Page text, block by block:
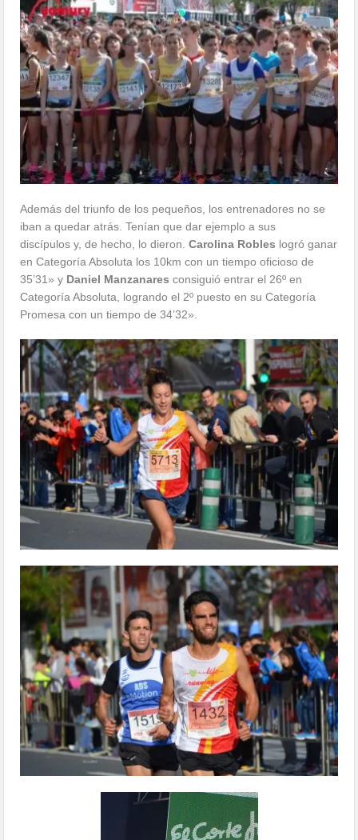
iban a quedar atrás. Tenían que dar ejemplo a sus
discípulos y, de hecho, lo dieron.Carolina Robles
en Categoría Absoluta los 10km con un tiempo oficioso de
35’31» yDaniel Manzanaresconsiguió entrar el 26º en
Categoría Absoluta, logrando el 2º puesto en su Categoría
Promesa con un tiempo de 34’32».